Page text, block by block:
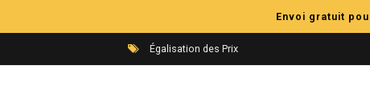
Envoi gratuit
Égalisation des Prix